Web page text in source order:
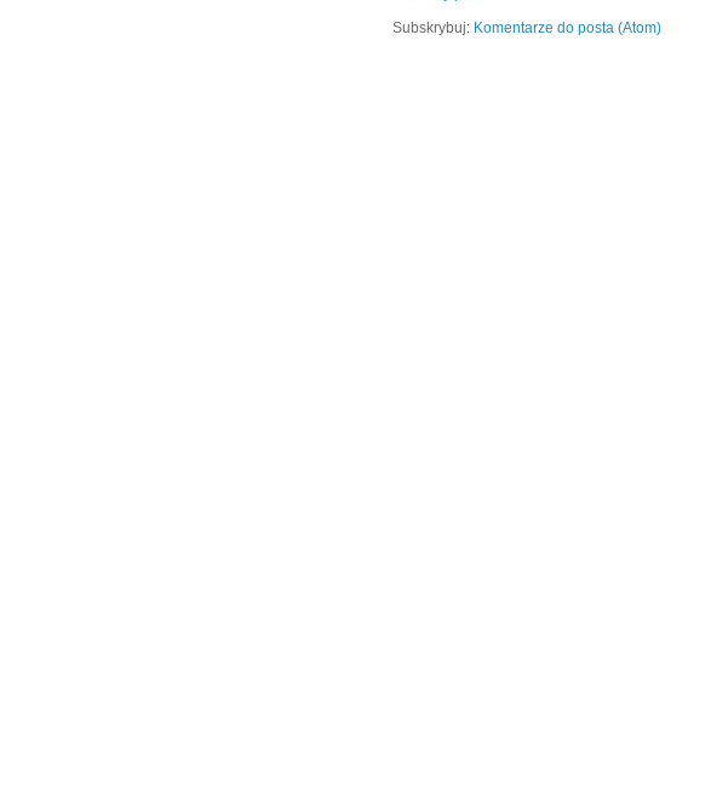
Subskrybuj: Komentarze do posta (Atom)